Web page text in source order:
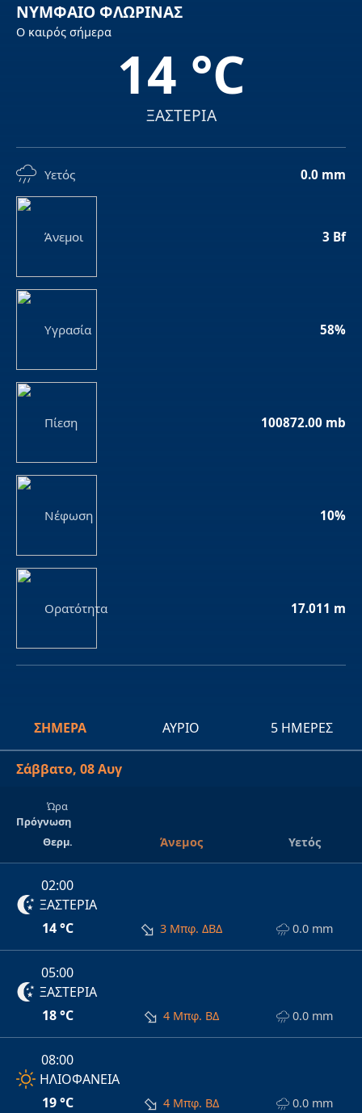
ΝΥΜΦΑΙΟ ΦΛΩΡΙΝΑΣ
Ο καιρός σήμερα
14 °C
ΞΑΣΤΕΡΙΑ
Υετός 0.0 mm
Άνεμοι 3 Bf
Υγρασία 58%
Πίεση 100872.00 mb
Νέφωση 10%
Ορατότητα 17.011 m
ΣΉΜΕΡΑ ΑΎΡΙΟ 5 ΗΜΈΡΕΣ
Σάββατο, 08 Αυγ
Ώρα
Πρόγνωση
Θερμ.
Άνεμος Υετός
02:00
ΞΑΣΤΕΡΙΑ
14 °C
3 Μπφ. ΔΒΔ 0.0 mm
05:00
ΞΑΣΤΕΡΙΑ
18 °C
4 Μπφ. ΒΔ 0.0 mm
08:00
ΗΛΙΟΦΑΝΕΙΑ
19 °C
4 Μπφ. ΒΔ 0.0 mm